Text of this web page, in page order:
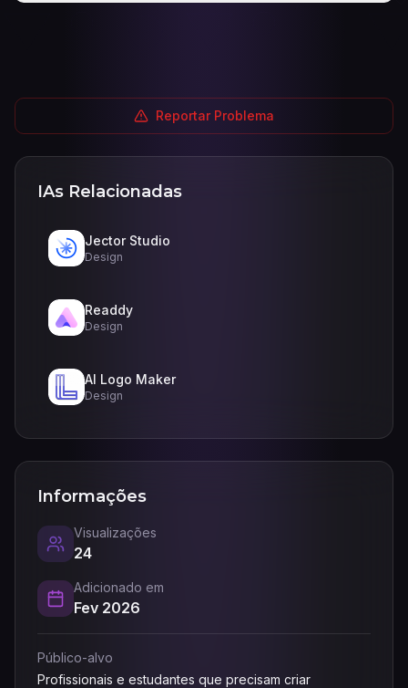
Reportar Problema
IAs Relacionadas
Jector Studio
Design
Readdy
Design
AI Logo Maker
Design
Informações
Visualizações
24
Adicionado em
Fev 2026
Público-alvo
Profissionais e estudantes que precisam criar